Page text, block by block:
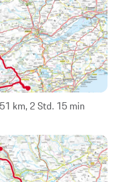
km, 2 Std. 15 min